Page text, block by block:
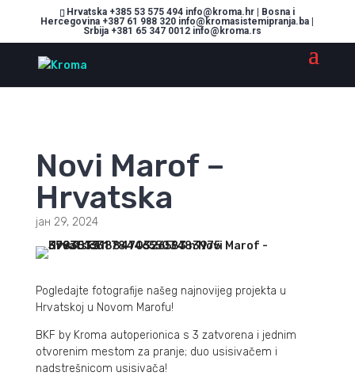
Hrvatska +385 53 575 494 info@kroma.hr | Bosna i
Hercegovina +387 61 988 320 info@kromasistemipranja.ba |
Srbija +381 65 347 0012 info@kroma.rs
Novi Marof –
Hrvatska
јан 29, 2024
Pogledajte fotografije našeg najnovijeg projekta u
Hrvatskoj u Novom Marofu!
BKF by Kroma autoperionica s 3 zatvorena i jednim
otvorenim mestom za pranje; duo usisivačem i
nadstrešnicom usisivača!